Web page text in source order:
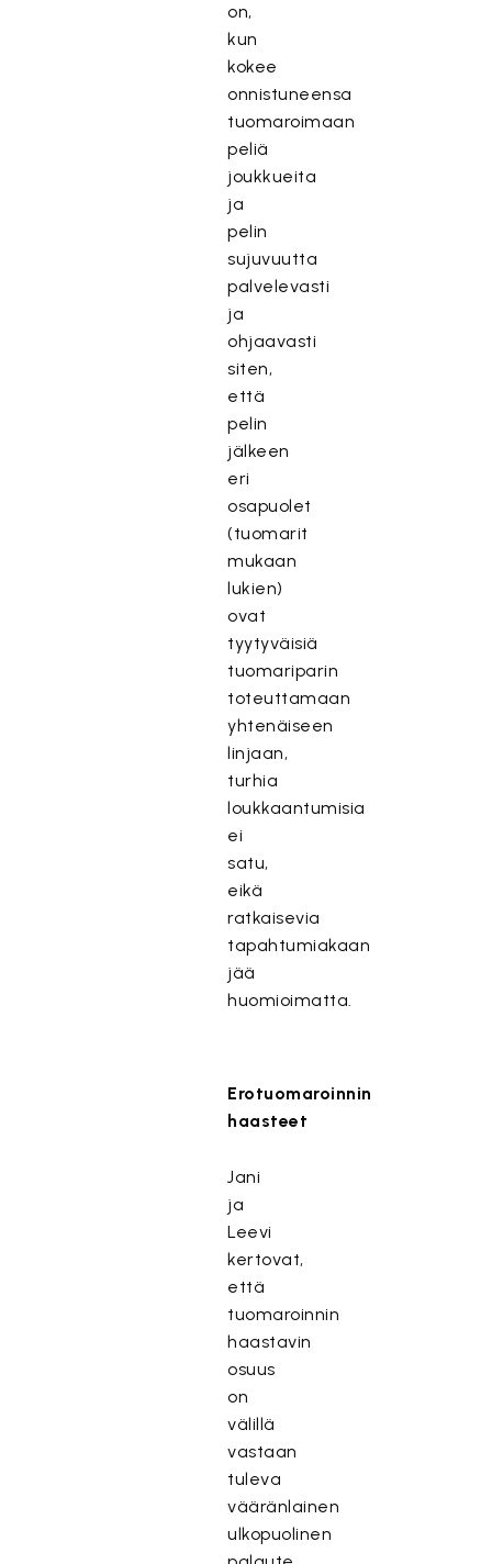
on,
kun
kokee
onnistuneensa
tuomaroimaan
peliä
joukkueita
ja
pelin
sujuvuutta
palvelevasti
ja
ohjaavasti
siten,
että
pelin
jälkeen
eri
osapuolet
(tuomarit
mukaan
lukien)
ovat
tyytyväisiä
tuomariparin
toteuttamaan
yhtenäiseen
linjaan,
turhia
loukkaantumisia
ei
satu,
eikä
ratkaisevia
tapahtumiakaan
jää
huomioimatta.
Erotuomaroinnin
haasteet
Jani
ja
Leevi
kertovat,
että
tuomaroinnin
haastavin
osuus
on
välillä
vastaan
tuleva
vääränlainen
ulkopuolinen